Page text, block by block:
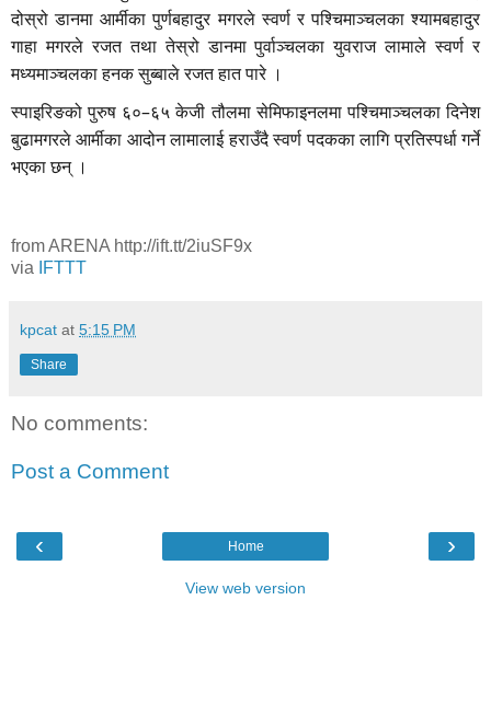
दोस्रो डानमा आर्मीका पुर्णबहादुर मगरले स्वर्ण र पश्चिमाञ्चलका श्यामबहादुर
गाहा मगरले रजत तथा तेस्रो डानमा पुर्वाञ्चलका युवराज लामाले स्वर्ण र
मध्यमाञ्चलका हनक सुब्बाले रजत हात पारे ।
स्पाइरिङको पुरुष ६०–६५ केजी तौलमा सेमिफाइनलमा पश्चिमाञ्चलका दिनेश
बुढामगरले आर्मीका आदोन लामालाई हराउँदै स्वर्ण पदकका लागि प्रतिस्पर्धा गर्ने
भएका छन् ।
from ARENA http://ift.tt/2iuSF9x
via
IFTTT
kpcat at 5:15 PM
Share
No comments:
Post a Comment
‹ ›
Home
View web version